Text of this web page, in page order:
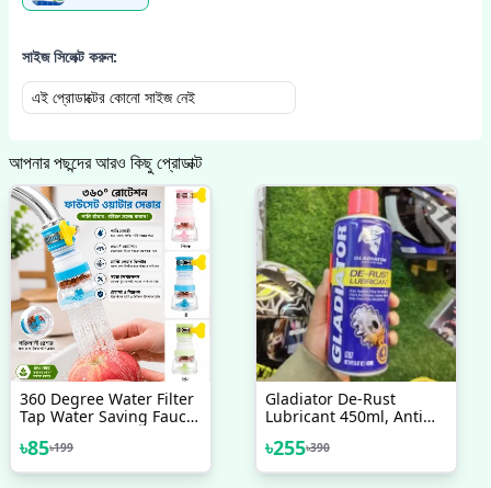
সাইজ সিলেক্ট করুন:
এই প্রোডাক্টের কোনো সাইজ নেই
আপনার পছন্দের আরও কিছু প্রোডাক্ট
360 Degree Water Filter
Tap Water Saving Faucet
Water Valve Splash
Water Faucet, Extender
৳85৳199
Gladiator De-Rust
Lubricant 450ml, Anti
Rust Cleaner Remover
And Protector Liquid
৳255৳390